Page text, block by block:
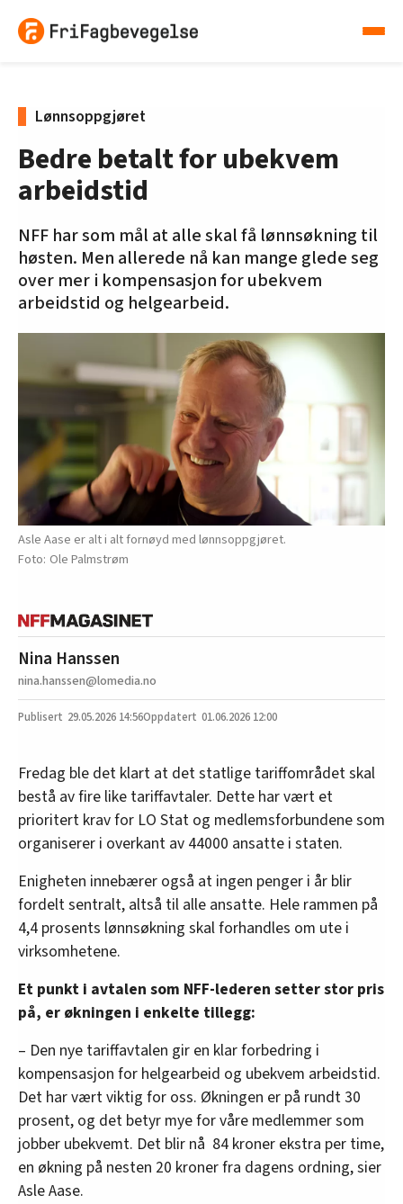
Lønnsoppgjøret
Bedre betalt for ubekvem
arbeidstid
NFF har som mål at alle skal få lønnsøkning til
høsten. Men allerede nå kan mange glede seg
over mer i kompensasjon for ubekvem
arbeidstid og helgearbeid.
Asle Aase er alt i alt fornøyd med lønnsoppgjøret.
Ole Palmstrøm
Nina Hanssen
nina.hanssen@lomedia.no
29.05.2026 14:56 01.06.2026 12:00
Fredag ble det klart at det statlige tariffområdet skal
bestå av fire like tariffavtaler. Dette har vært et
prioritert krav for LO Stat og medlemsforbundene som
organiserer i overkant av 44000 ansatte i staten.
Enigheten innebærer også at ingen penger i år blir
fordelt sentralt, altså til alle ansatte. Hele rammen på
4,4 prosents lønnsøkning skal forhandles om ute i
virksomhetene.
Et punkt i avtalen som NFF-lederen setter stor pris
på, er økningen i enkelte tillegg:
– Den nye tariffavtalen gir en klar forbedring i
kompensasjon for helgearbeid og ubekvem arbeidstid.
Det har vært viktig for oss. Økningen er på rundt 30
prosent, og det betyr mye for våre medlemmer som
jobber ubekvemt. Det blir nå 84 kroner ekstra per time,
en økning på nesten 20 kroner fra dagens ordning, sier
Asle Aase.